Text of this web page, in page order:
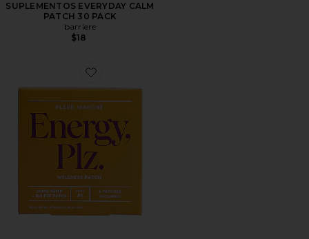
SUPLEMENTOS EVERYDAY CALM
PATCH 30 PACK
barriere
$18
Favorite PARCHE DE BIENESTAR ENERGY, PLZ